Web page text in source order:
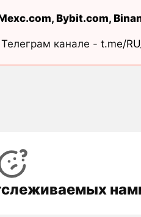
, Bybit.com,
канале - t.me/